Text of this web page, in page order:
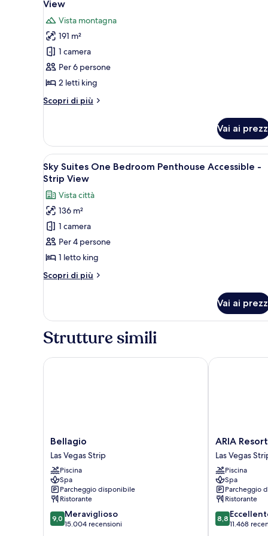
foto
per
Sky
Suites
Two
Bedroom
Penthouse
Mountain
View
View
Vista montagna
191 m²
1 camera
Per 6 persone
2 letti king
Scopri di più
Altri
Suites
Two
Bedroom
Penthouse
Mountain
View
Vai ai
Apri
tutte
le
foto
per
Sky
Suites
One
Bedroom
Penthouse
-
Strip
View
Un'area pranzo moderna con
6
Sky Suites One Bedroom Penthouse Accessible -
Strip View
Vista città
136 m²
1 camera
Per 4 persone
1 letto king
Scopri di più
Altri
Suites
Bedroom
Accessible
Vai ai
Strutture simili
Bellagio
Las
Vegas
Strip
Bellagio
Las Vegas Strip
Piscina
Spa
Parcheggio disponibile
Ristorante
9.0
su
9,0 Meraviglioso
15.004 recensioni
Bellagio
ARIA
Resort
&
Casino
Las
Vegas
Strip
ARIA
Las Vegas
Piscina
Spa
Parcheggio
Ristorante
8.8
su
8,8
11.468
ARIA Resort &